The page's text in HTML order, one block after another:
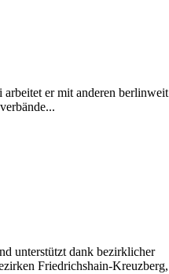
er mit anderen berlinweit
unterstützt dank bezirklicher
Friedrichshain-Kreuzberg,